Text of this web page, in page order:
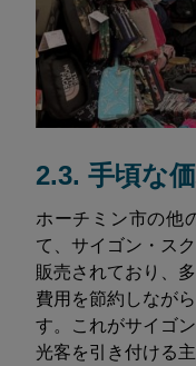
2.3. 手頃な
ホーチミン市の他
て、サイゴン・ス
販売されており、
費用を節約しなが
す。これがサイゴ
光客を引き付ける